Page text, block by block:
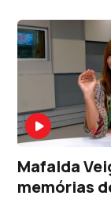
Mafalda
memórias